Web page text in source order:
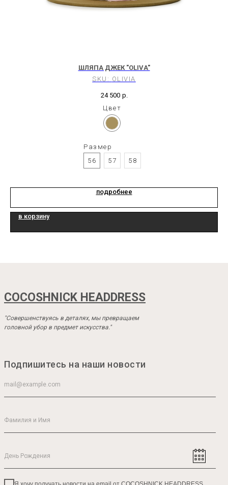
ШЛЯПА ДЖЕК "OLIVA"
SKU: OLIVIA
24 500 р.
Цвет
Размер
56
57 58
подробнее
в корзину
"Совершенствуясь в деталях, мы превращаем
головной убор в предмет искусства."
COCOSHNICK HEADDRESS
Подпишитесь на наши новости